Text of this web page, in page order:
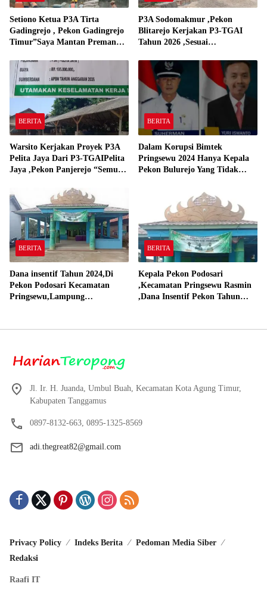
Setiono Ketua P3A Tirta
Gadingrejo , Pekon Gadingrejo
Timur”Saya Mantan Preman
Gadingrejo Tahun 2000″
P3A Sodomakmur ,Pekon
Blitarejo Kerjakan P3-TGAI
Tahun 2026 ,Sesuai
BERITA
Warsito Kerjakan Proyek P3A
Pelita Jaya Dari P3-TGAIPelita
Jaya ,Pekon Panjerejo “Semua
BERITA
Dalam Korupsi Bimtek
Pringsewu 2024 Hanya Kepala
Pekon Bulurejo Yang Tidak
BERITA
Dana insentif Tahun 2024,Di
Pekon Podosari Kecamatan
Pringsewu,Lampung
BERITA
Kepala Pekon Podosari
,Kecamatan Pringsewu Rasmin
,Dana Insentif Pekon Tahun
Jl. Ir. H. Juanda, Umbul Buah, Kecamatan Kota Agung Timur,
Kabupaten Tanggamus
0897-8132-663, 0895-1325-8569
adi.thegreat82@gmail.com
Privacy Policy Indeks Berita
Pedoman Media Siber
Redaksi
Raafi IT